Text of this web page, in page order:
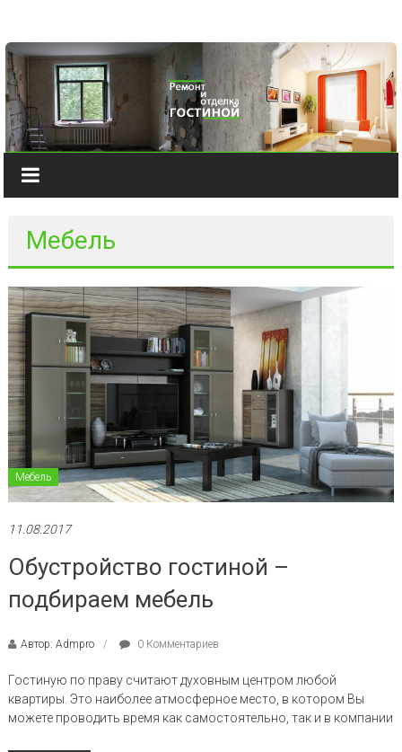
Мебель
Мебель
11.08.2017
Обустройство гостиной –
подбираем мебель
Автор: Admpro 0 Комментариев
Гостиную по праву считают духовным центром любой
квартиры. Это наиболее атмосферное место, в котором Вы
можете проводить время как самостоятельно, так и в компании